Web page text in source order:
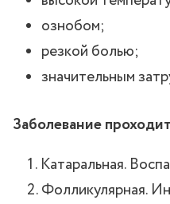
ознобом;
резкой болью;
значительным
Заболевание
Катаральная.
Фолликулярная.